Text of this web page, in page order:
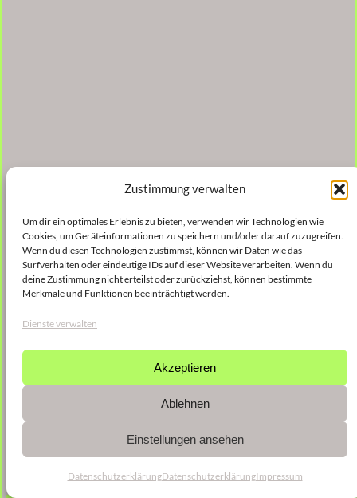
Zustimmung verwalten
Um dir ein optimales Erlebnis zu bieten, verwenden wir Technologien wie
Cookies, um Geräteinformationen zu speichern und/oder darauf zuzugreifen.
Wenn du diesen Technologien zustimmst, können wir Daten wie das
Surfverhalten oder eindeutige IDs auf dieser Website verarbeiten. Wenn du
deine Zustimmung nicht erteilst oder zurückziehst, können bestimmte
Merkmale und Funktionen beeinträchtigt werden.
Dienste verwalten
Akzeptieren
Ablehnen
Einstellungen ansehen
DatenschutzerklärungDatenschutzerklärungImpressum